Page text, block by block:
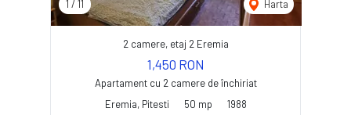
1 / 11 Harta
2 camere, etaj 2 Eremia
1,450 RON
Apartament cu 2 camere de închiriat
Eremia, Pitesti
50 mp 1988